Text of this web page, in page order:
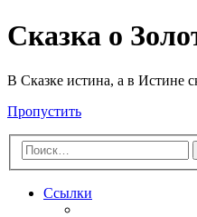
Сказка о
В Сказке истина, а в Истине
Пропустить
Ссылки